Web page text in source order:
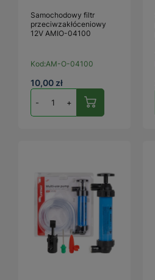
Samochodowy filtr
przeciwzakłóceniowy
12V AMIO-04100
Kod:AM-O-04100
10,00 zł
- +